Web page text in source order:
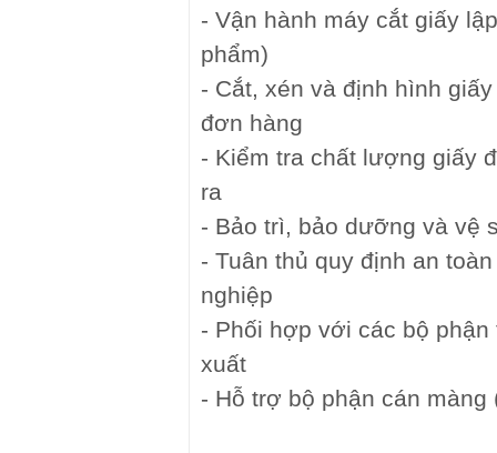
- Vận hành máy cắt giấy
phẩm)
- Cắt, xén và định hình
đơn hàng
- Kiểm tra chất lượng giấy
ra
- Bảo trì, bảo dưỡng và vệ
- Tuân thủ quy định an
nghiệp
- Phối hợp với các bộ
xuất
- Hỗ trợ bộ phận cán màng